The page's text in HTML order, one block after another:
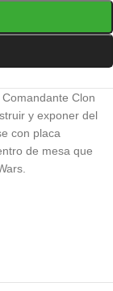
Clon
y exponer del
con placa
de mesa que